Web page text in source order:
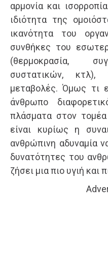
αρμονία και
ιδιότητα της
ικανότητα του
συνθήκες του
(θερμοκρασία,
συστατικών, κτλ),
μεταβολές. Όμως τι
άνθρωπο
πλάσματα στον
είναι κυρίως η
ανθρώπινη αδυναμία
δυνατότητες του
ζήσει μια πιο υγιή και